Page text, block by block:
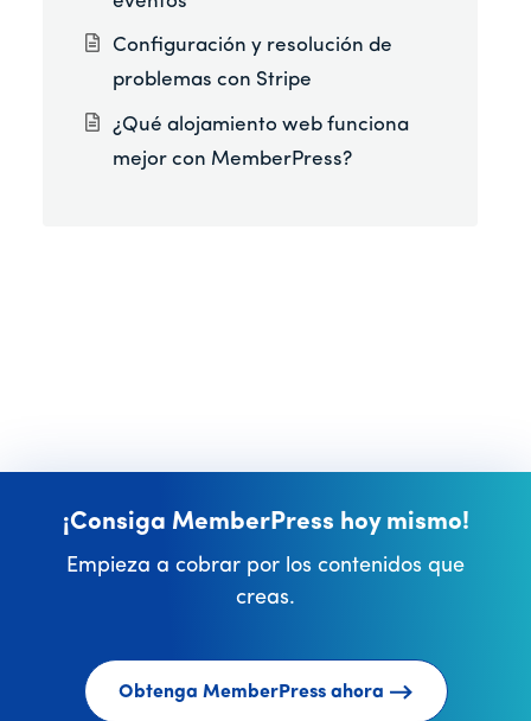
Configuración y resolución de
problemas con Stripe
¿Qué alojamiento web funciona
mejor con MemberPress?
¡Consiga MemberPress hoy mismo!
Empieza a cobrar por los contenidos que
creas.
Obtenga MemberPress ahora